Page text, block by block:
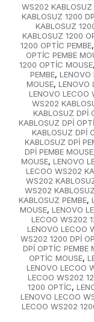
WS202 KABLOSUZ
KABLOSUZ 1200
KABLOSUZ
KABLOSUZ 1200
1200 OPTİC PEMBE,
OPTİC PEMBE
1200 OPTİC MOUSE,
PEMBE, LENOVO
MOUSE, LENOVO
LENOVO LECOO
WS202
KABLOSUZ DPİ
KABLOSUZ DPİ
KABLOSUZ DPİ
KABLOSUZ DPİ
DPİ PEMBE MOUSE
MOUSE, LENOVO
LECOO WS202
WS202
WS202
KABLOSUZ PEMBE,
MOUSE, LENOVO
LECOO WS202
LENOVO LECOO
WS202 1200 DPİ
DPİ OPTİC PEMBE
OPTİC MOUSE,
LENOVO LECOO
LECOO WS202
1200 OPTİC,
LENOVO LECOO
LECOO WS202